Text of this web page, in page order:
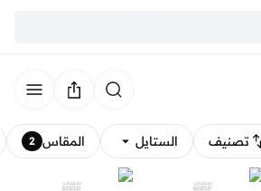
تصنيف الستايل المقاس 2